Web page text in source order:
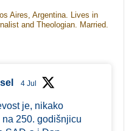
Aires, Argentina. Lives in
and Theologian. Married.
4 Jul
je, nikako
250. godišnjicu